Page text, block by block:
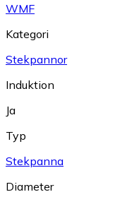
WMF
Kategori
Stekpannor
Induktion
Ja
Typ
Stekpanna
Diameter